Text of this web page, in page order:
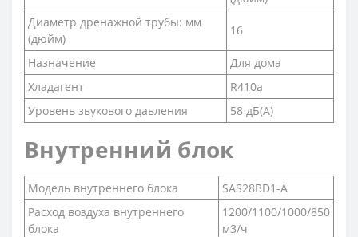
Диаметр дренажной трубы: мм
(дюйм)
16
Назначение
Для дома
Хладагент
R410a
Уровень звукового давления
58 дБ(А)
Внутренний блок
Модель внутреннего блока
SAS28BD1-A
Расход воздуха внутреннего
блока
1200/1100/1000/850
м3/ч